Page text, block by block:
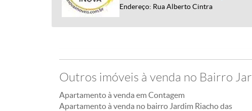
Endereço: Rua Alberto Cintra
Outros imóveis à venda no Bairro
Apartamento à venda em Contagem
Apartamento à venda no bairro Jardim Riacho das